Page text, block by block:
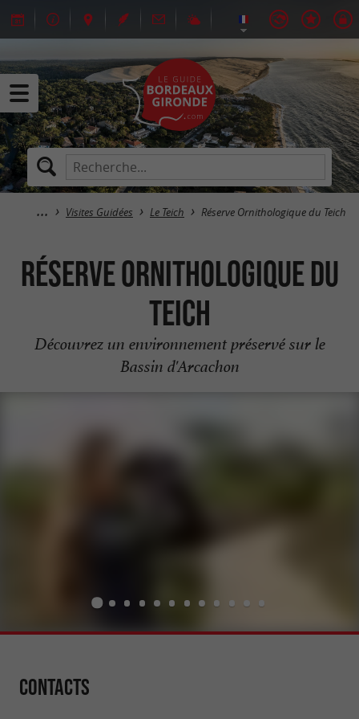
Visites Guidées Le Teich Réserve Orni­thologique du Teich
Réserve Orni­thologique du
Teich
Découvrez un environnement préservé sur le
Bassin d'Arcachon
Contacts